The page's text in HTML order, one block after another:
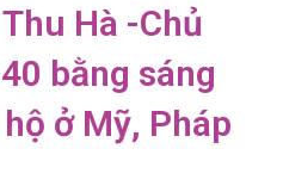
Hà -Chủ
bằng sáng
ở Mỹ, Pháp